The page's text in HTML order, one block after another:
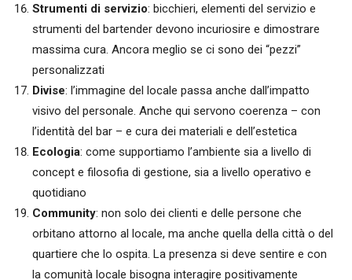
Strumenti di servizio: bicchieri, elementi del servizio e
strumenti del bartender devono incuriosire e dimostrare
massima cura. Ancora meglio se ci sono dei “pezzi”
personalizzati
Divise: l’immagine del locale passa anche dall’impatto
visivo del personale. Anche qui servono coerenza – con
l’identità del bar – e cura dei materiali e dell’estetica
Ecologia: come supportiamo l’ambiente sia a livello di
concept e filosofia di gestione, sia a livello operativo e
quotidiano
Community: non solo dei clienti e delle persone che
orbitano attorno al locale, ma anche quella della città o del
quartiere che lo ospita. La presenza si deve sentire e con
la comunità locale bisogna interagire positivamente